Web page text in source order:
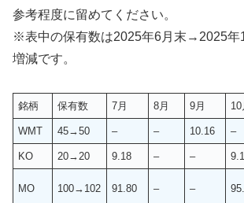
参考程度に留めてください。
※表中の保有数は2025年6月末→2025年
増減です。
銘柄 保有数 7月 8月 9月 10
WMT 45→50 – – 10.16 –
KO 20→20 9.18 – –
MO 100→102 91.80 – –